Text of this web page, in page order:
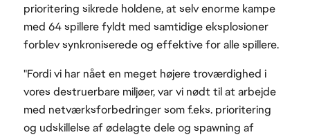
prioritering sikrede holdene, at selv enorme kampe
med 64 spillere fyldt med samtidige eksplosioner
forblev synkroniserede og effektive for alle spillere.
"Fordi vi har nået en meget højere troværdighed i
vores destruerbare miljøer, var vi nødt til at arbejde
med netværksforbedringer som f.eks. prioritering
og udskillelse af ødelagte dele og spawning af